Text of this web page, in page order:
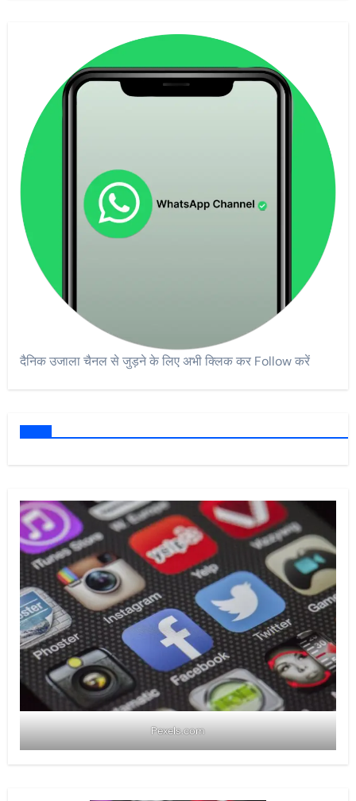
दैनिक उजाला चैनल से जुड़ने के लिए अभी क्लिक कर Follow करें
Pexels.com